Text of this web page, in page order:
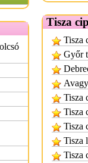
Tisza
Tisza
Győr
Tisza
Tisza
Tisza
Tisza
Tisza